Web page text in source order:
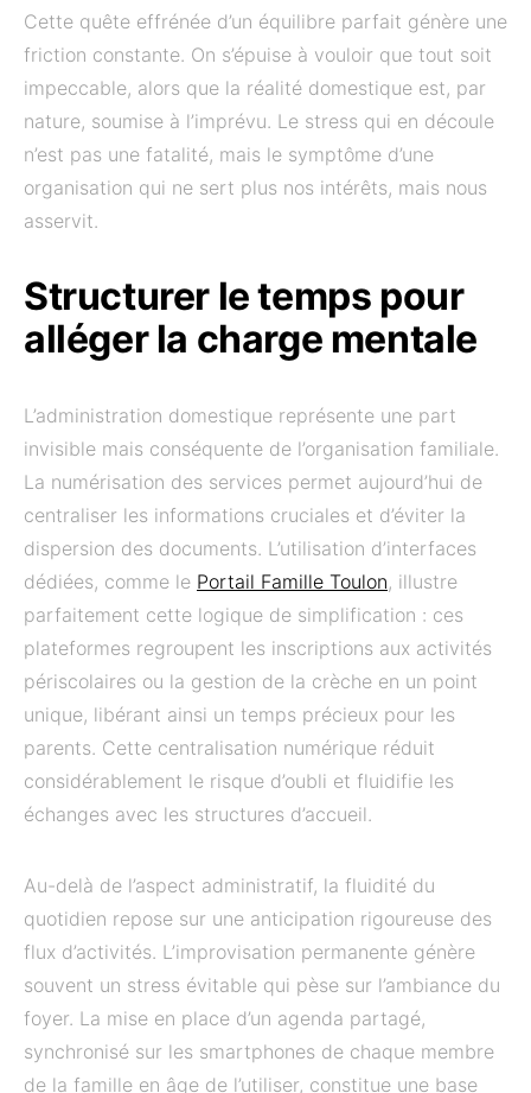
Cette quête effrénée d’un équilibre parfait génère une
friction constante. On s’épuise à vouloir que tout soit
impeccable, alors que la réalité domestique est, par
nature, soumise à l’imprévu. Le stress qui en découle
n’est pas une fatalité, mais le symptôme d’une
organisation qui ne sert plus nos intérêts, mais nous
asservit.
Structurer le temps pour
alléger la charge mentale
L’administration domestique représente une part
invisible mais conséquente de l’organisation familiale.
La numérisation des services permet aujourd’hui de
centraliser les informations cruciales et d’éviter la
dispersion des documents. L’utilisation d’interfaces
dédiées, comme le Portail Famille Toulon, illustre
parfaitement cette logique de simplification : ces
plateformes regroupent les inscriptions aux activités
périscolaires ou la gestion de la crèche en un point
unique, libérant ainsi un temps précieux pour les
parents. Cette centralisation numérique réduit
considérablement le risque d’oubli et fluidifie les
échanges avec les structures d’accueil.
Au-delà de l’aspect administratif, la fluidité du
quotidien repose sur une anticipation rigoureuse des
flux d’activités. L’improvisation permanente génère
souvent un stress évitable qui pèse sur l’ambiance du
foyer. La mise en place d’un agenda partagé,
synchronisé sur les smartphones de chaque membre
de la famille en âge de l’utiliser, constitue une base